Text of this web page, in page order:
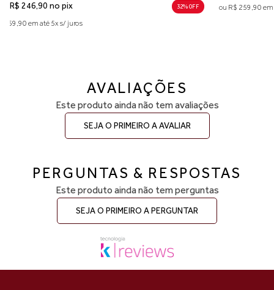
R$ 379,90R$ 246,90 no pix 32% 0FF
ou R$ 259,90 em até 5x s/ juros
ou R$
AVALIAÇÕES
Este produto ainda não tem avaliações
SEJA O PRIMEIRO A AVALIAR
PERGUNTAS & RESPOSTAS
Este produto ainda não tem perguntas
SEJA O PRIMEIRO A PERGUNTAR